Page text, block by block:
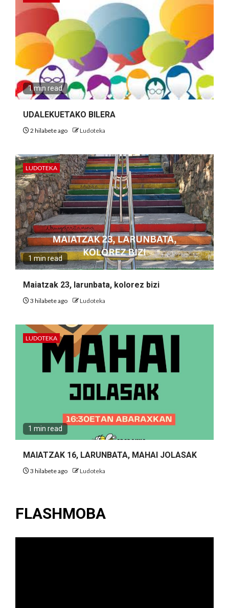
1 min read
UDALEKUETAKO BILERA
2 hilabete ago Ludoteka
LUDOTEKA
1 min read
Maiatzak 23, larunbata, kolorez bizi
3 hilabete ago Ludoteka
LUDOTEKA
1 min read
MAIATZAK 16, LARUNBATA, MAHAI JOLASAK
3 hilabete ago Ludoteka
FLASHMOBA